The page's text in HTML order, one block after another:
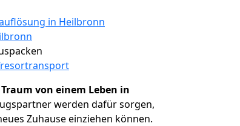
in Heilbronn
von einem Leben in
werden dafür sorgen,
Zuhause einziehen können.